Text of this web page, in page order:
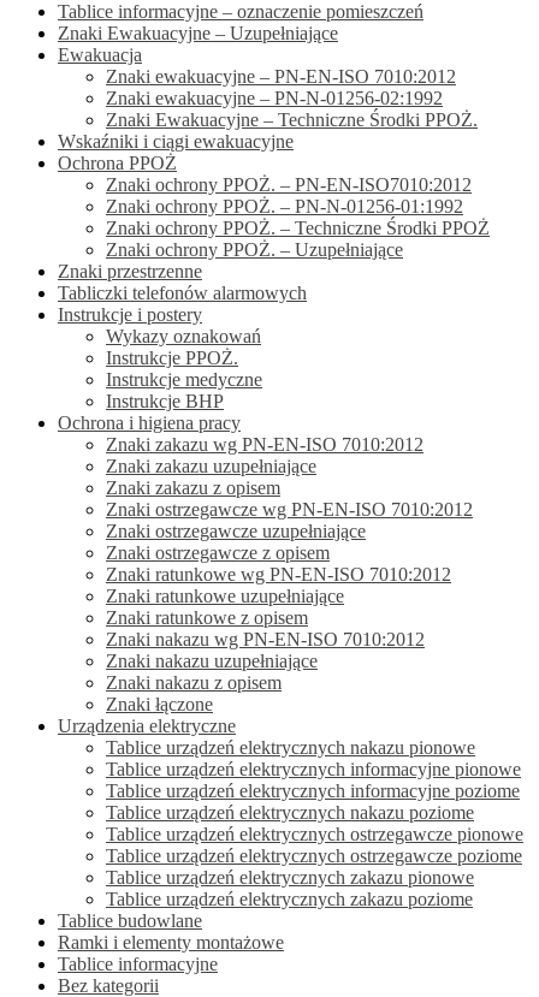
Tablice informacyjne – oznaczenie pomieszczeń
Znaki Ewakuacyjne – Uzupełniające
Ewakuacja
Znaki ewakuacyjne – PN-EN-ISO 7010:2012
Znaki ewakuacyjne – PN-N-01256-02:1992
Znaki Ewakuacyjne – Techniczne Środki PPOŻ.
Wskaźniki i ciągi ewakuacyjne
Ochrona PPOŻ
Znaki ochrony PPOŻ. – PN-EN-ISO7010:2012
Znaki ochrony PPOŻ. – PN-N-01256-01:1992
Znaki ochrony PPOŻ. – Techniczne Środki PPOŻ
Znaki ochrony PPOŻ. – Uzupełniające
Znaki przestrzenne
Tabliczki telefonów alarmowych
Instrukcje i postery
Wykazy oznakowań
Instrukcje PPOŻ.
Instrukcje medyczne
Instrukcje BHP
Ochrona i higiena pracy
Znaki zakazu wg PN-EN-ISO 7010:2012
Znaki zakazu uzupełniające
Znaki zakazu z opisem
Znaki ostrzegawcze wg PN-EN-ISO 7010:2012
Znaki ostrzegawcze uzupełniające
Znaki ostrzegawcze z opisem
Znaki ratunkowe wg PN-EN-ISO 7010:2012
Znaki ratunkowe uzupełniające
Znaki ratunkowe z opisem
Znaki nakazu wg PN-EN-ISO 7010:2012
Znaki nakazu uzupełniające
Znaki nakazu z opisem
Znaki łączone
Urządzenia elektryczne
Tablice urządzeń elektrycznych nakazu pionowe
Tablice urządzeń elektrycznych informacyjne pionowe
Tablice urządzeń elektrycznych informacyjne poziome
Tablice urządzeń elektrycznych nakazu poziome
Tablice urządzeń elektrycznych ostrzegawcze pionowe
Tablice urządzeń elektrycznych ostrzegawcze poziome
Tablice urządzeń elektrycznych zakazu pionowe
Tablice urządzeń elektrycznych zakazu poziome
Tablice budowlane
Ramki i elementy montażowe
Tablice informacyjne
Bez kategorii